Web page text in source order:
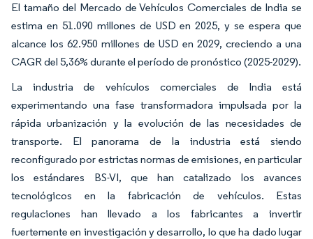
El tamaño del Mercado de Vehículos Comerciales de India se
estima en 51.090 millones de USD en 2025, y se espera que
alcance los 62.950 millones de USD en 2029, creciendo a una
CAGR del 5,36% durante el período de pronóstico (2025-2029).
La industria de vehículos comerciales de India está
experimentando una fase transformadora impulsada por la
rápida urbanización y la evolución de las necesidades de
transporte. El panorama de la industria está siendo
reconfigurado por estrictas normas de emisiones, en particular
los estándares BS-VI, que han catalizado los avances
tecnológicos en la fabricación de vehículos. Estas
regulaciones han llevado a los fabricantes a invertir
fuertemente en investigación y desarrollo, lo que ha dado lugar